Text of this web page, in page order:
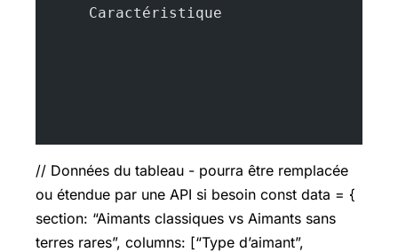
      Caractéristique
// Données du tableau - pourra être remplacée
ou étendue par une API si besoin const data = {
section: “Aimants classiques vs Aimants sans
terres rares”, columns: [“Type d’aimant”,